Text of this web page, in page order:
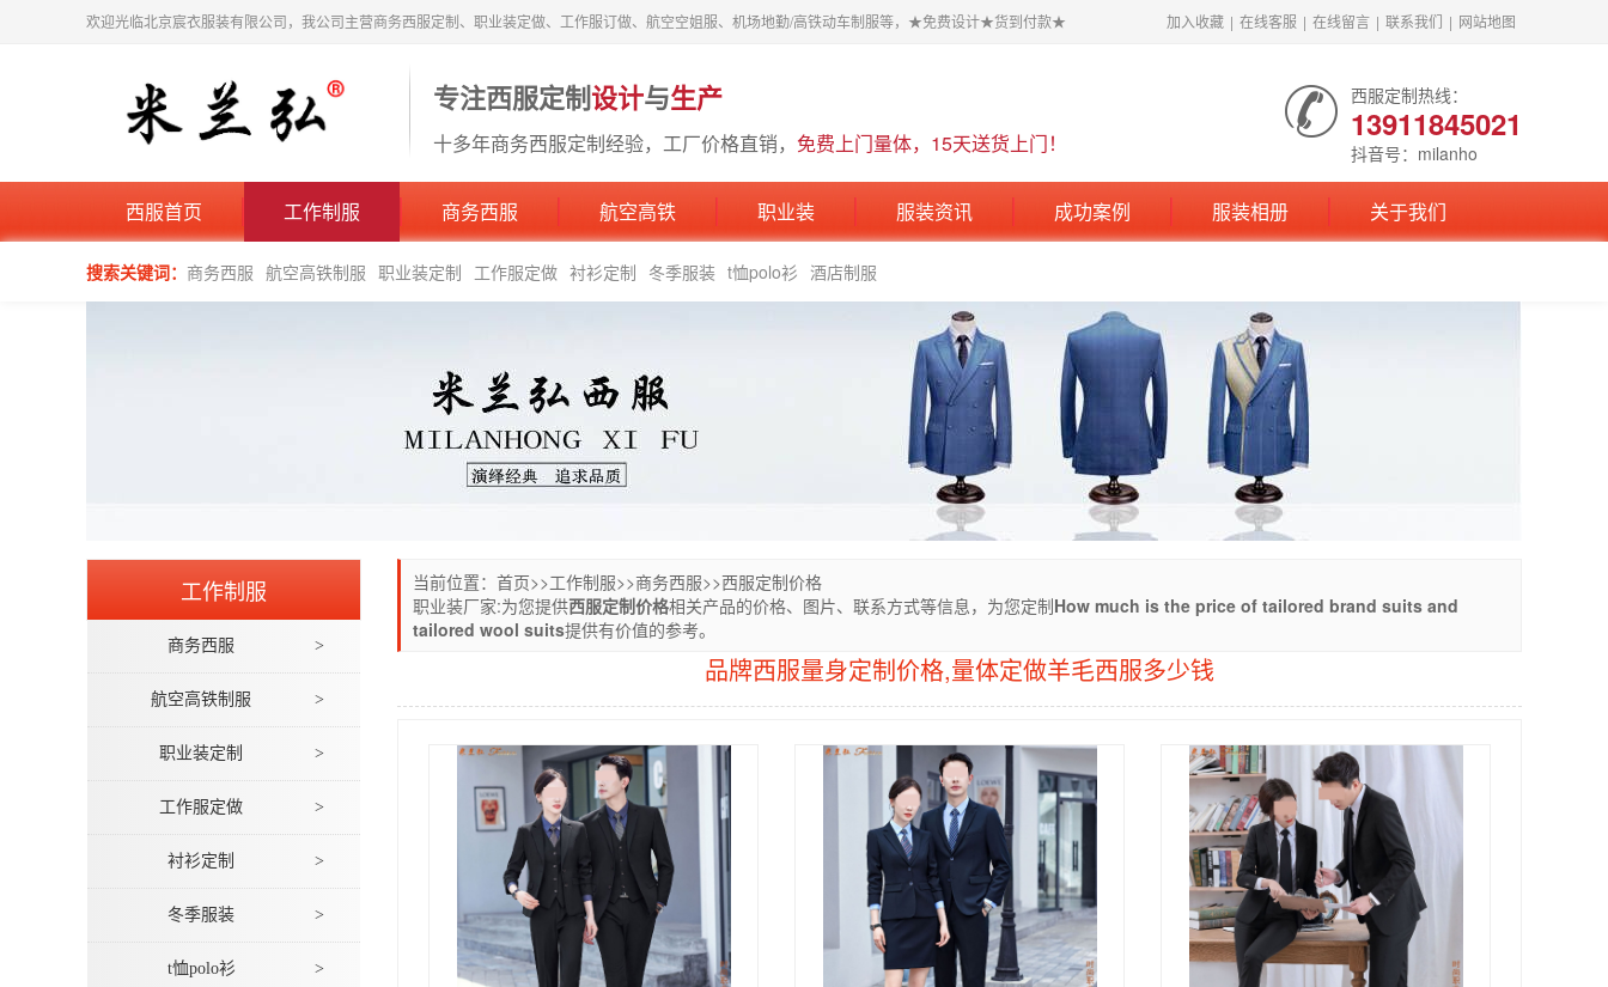
欢迎光临北京宸衣服装有限公司，我公司主营商务西服定制、职业装定做、工作服订做、航空空姐服、机场地勤/高铁动车制服等，★免费设计★货到付款★ 加入收藏 | 在线客服 | 在线留言 | 联系我们 | 网站地图
专注西服定制设计与生产
十多年商务西服定制经验，工厂价格直销， 免费上门量体，15天送货上门！
西服定制热线：
13911845021
抖音号：milanho
西服首页 工作制服 商务西服 航空高铁 职业装 服装资讯 成功案例 服装相册 关于我们
搜索关键词： 商务西服 航空高铁制服 职业装定制 工作服定做 衬衫定制 冬季服装 t恤polo衫 酒店制服
当前位置： 首页>>工作制服>>商务西服>>西服定制价格
职业装厂家:为您提供西服定制价格相关产品的价格、图片、联系方式等信息，为您定制How much is the price of tailored brand suits and
tailored wool suits提供有价值的参考。
品牌西服量身定制价格,量体定做羊毛西服多少钱
工作制服
商务西服 >
航空高铁制服 >
职业装定制 >
工作服定做 >
衬衫定制 >
冬季服装 >
t恤polo衫 >